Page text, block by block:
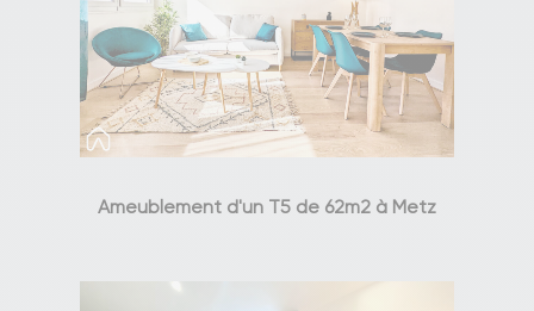
Ameublement d'un T5 de 62m2 à Metz